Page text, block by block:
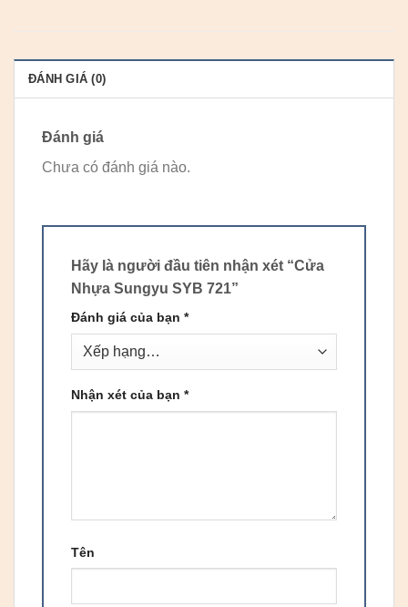
ĐÁNH GIÁ (0)
Đánh giá
Chưa có đánh giá nào.
Hãy là người đầu tiên nhận xét “Cửa
Nhựa Sungyu SYB 721”
Đánh giá của bạn *
Nhận xét của bạn *
Tên